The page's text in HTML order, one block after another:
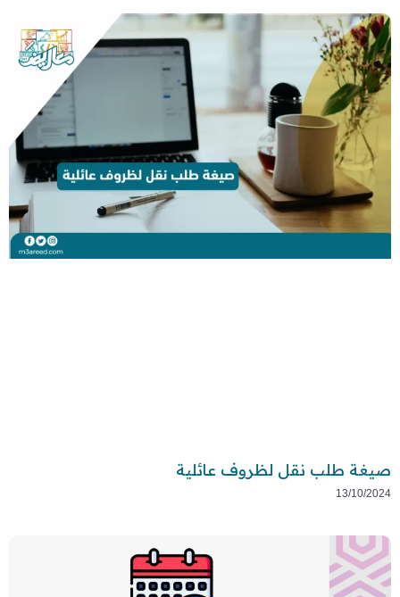
صيغة طلب نقل لظروف عائلية
13/10/2024